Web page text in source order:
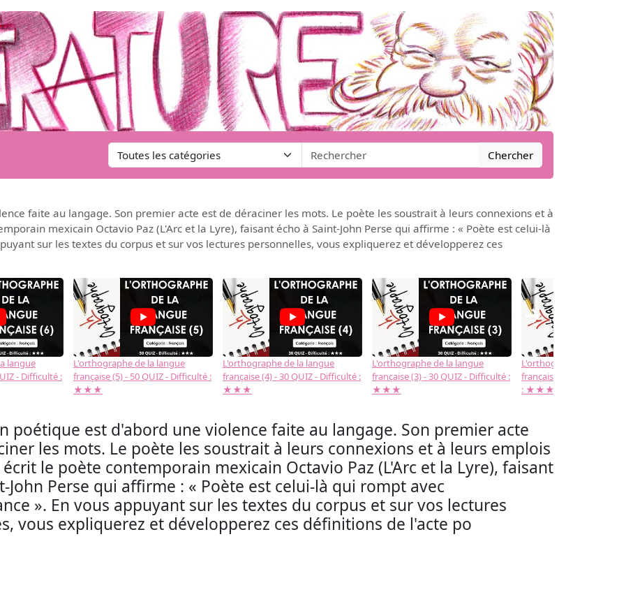
Chercher
faite au langage. Son premier acte est de déraciner les mots. Le poète les soustrait à leurs connexions et à
mexicain Octavio Paz (L'Arc et la Lyre), faisant écho à Saint-John Perse qui affirme : « Poète est celui-là
sur les textes du corpus et sur vos lectures personnelles, vous expliquerez et développerez ces
langue
- Difficulté :
L'orthographe de la langue
française (5) - 50 QUIZ - Difficulté :
★★★
L'orthographe de la langue
française (4) - 30 QUIZ - Difficulté :
★★★
L'orthographe de la langue
française (3) - 30 QUIZ - Difficulté :
★★★
L'orthographe de la langue
française (2) -( 20 QUIZ -
: ★★★
→
poétique est d'abord une violence faite au langage. Son premier acte
les mots. Le poète les soustrait à leurs connexions et à leurs emplois
le poète contemporain mexicain Octavio Paz (L'Arc et la Lyre), faisant
John Perse qui affirme : « Poète est celui-là qui rompt avec
». En vous appuyant sur les textes du corpus et sur vos lectures
vous expliquerez et développerez ces définitions de l'acte po